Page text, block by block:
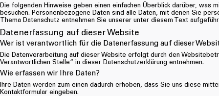
Die folgenden Hinweise geben einen einfachen Überblick darüber, was
besuchen. Personenbezogene Daten sind alle Daten, mit denen Sie
Thema Datenschutz entnehmen Sie unserer unter diesem Text
Datenerfassung auf dieser Website
Wer ist verantwortlich für die Datenerfassung auf dieser
Die Datenverarbeitung auf dieser Website erfolgt durch den
Verantwortlichen Stelle“ in dieser Datenschutzerklärung entnehmen.
Wie erfassen wir Ihre Daten?
Ihre Daten werden zum einen dadurch erhoben, dass Sie uns diese
Kontaktformular eingeben.